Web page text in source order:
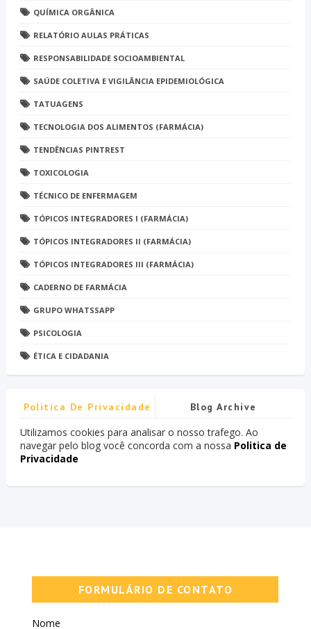
QUÍMICA ORGÂNICA
RELATÓRIO AULAS PRÁTICAS
RESPONSABILIDADE SOCIOAMBIENTAL
SAÚDE COLETIVA E VIGILÂNCIA EPIDEMIOLÓGICA
TATUAGENS
TECNOLOGIA DOS ALIMENTOS (FARMÁCIA)
TENDÊNCIAS PINTREST
TOXICOLOGIA
TÉCNICO DE ENFERMAGEM
TÓPICOS INTEGRADORES I (FARMÁCIA)
TÓPICOS INTEGRADORES II (FARMÁCIA)
TÓPICOS INTEGRADORES III (FARMÁCIA)
CADERNO DE FARMÁCIA
GRUPO WHATSSAPP
PSICOLOGIA
ÉTICA E CIDADANIA
Politica De Privacidade Blog Archive
Utilizamos cookies para analisar o nosso trafego. Ao
navegar pelo blog você concorda com a nossa Politica de
Privacidade
FORMULÁRIO DE CONTATO
Nome